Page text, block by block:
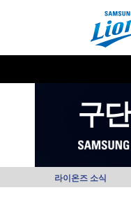
구단
라이온즈 소식